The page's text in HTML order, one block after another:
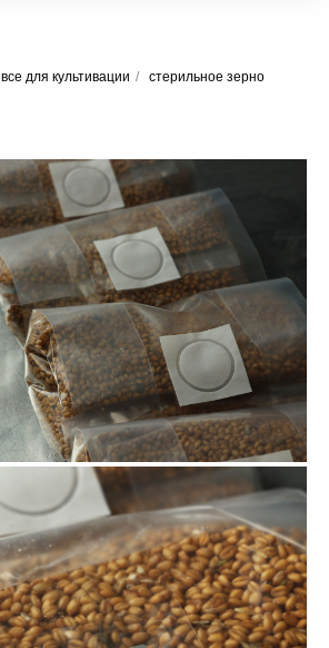
все для культивации / стерильное зерно